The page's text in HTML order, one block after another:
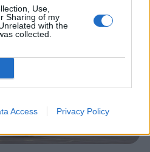
Use,
Sharing of my
with the
collected.
Access Privacy Policy